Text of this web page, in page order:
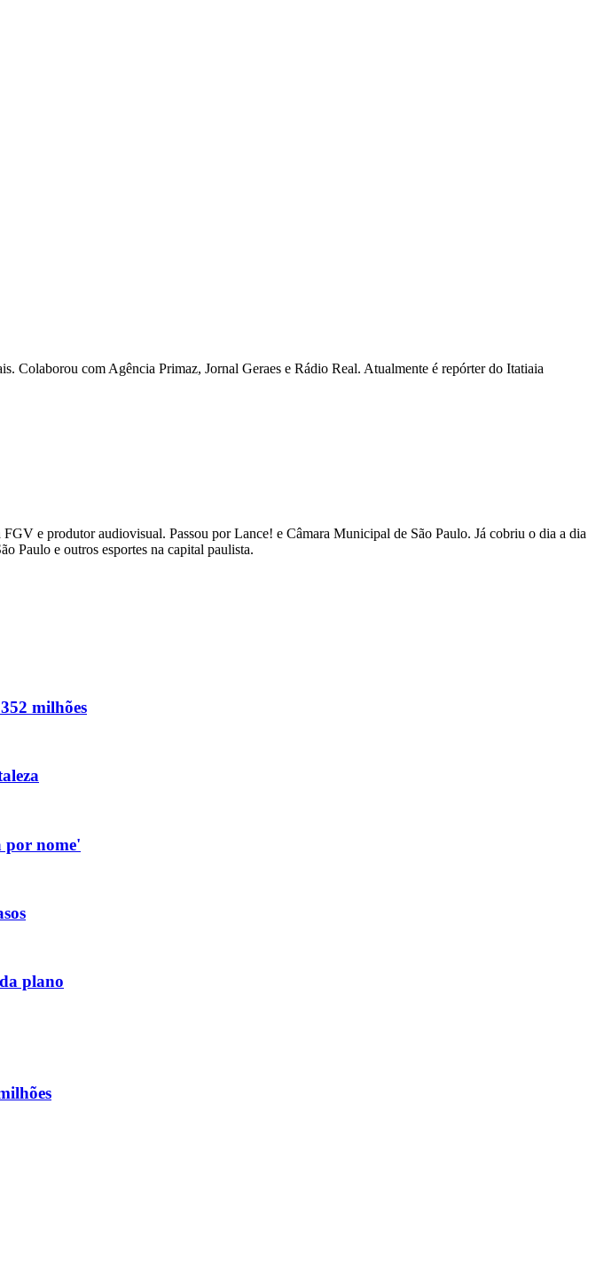
Colaborou com Agência Primaz, Jornal Geraes e Rádio Real. Atualmente é repórter do Itatiaia
e produtor audiovisual. Passou por Lance! e Câmara Municipal de São Paulo. Já cobriu o dia a dia
Paulo e outros esportes na capital paulista.
milhões
por nome'
plano